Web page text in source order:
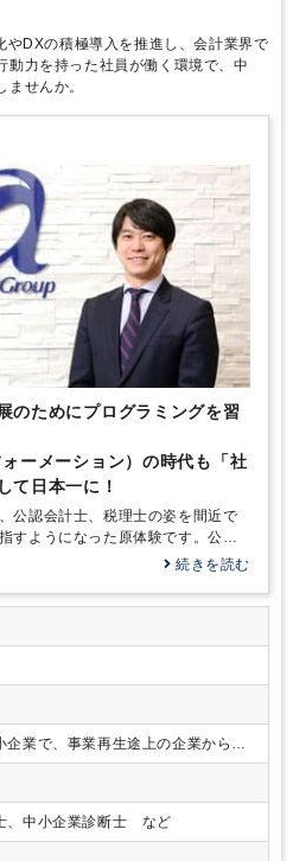
やDXの積極導入を推進し、会計業界で
動力を持った社員が働く環境で、中
せんか。
のためにプログラミングを習
ーメーション）の時代も「社
て日本一に！
公認会計士、税理士の姿を間近で
すようになった原体験です。公認
として中堅・中小企業を支えた
念願が叶い配属された後は、監査6
続きを読む
業で、事業再生途上の企業から成
です。
、中小企業診断士 など